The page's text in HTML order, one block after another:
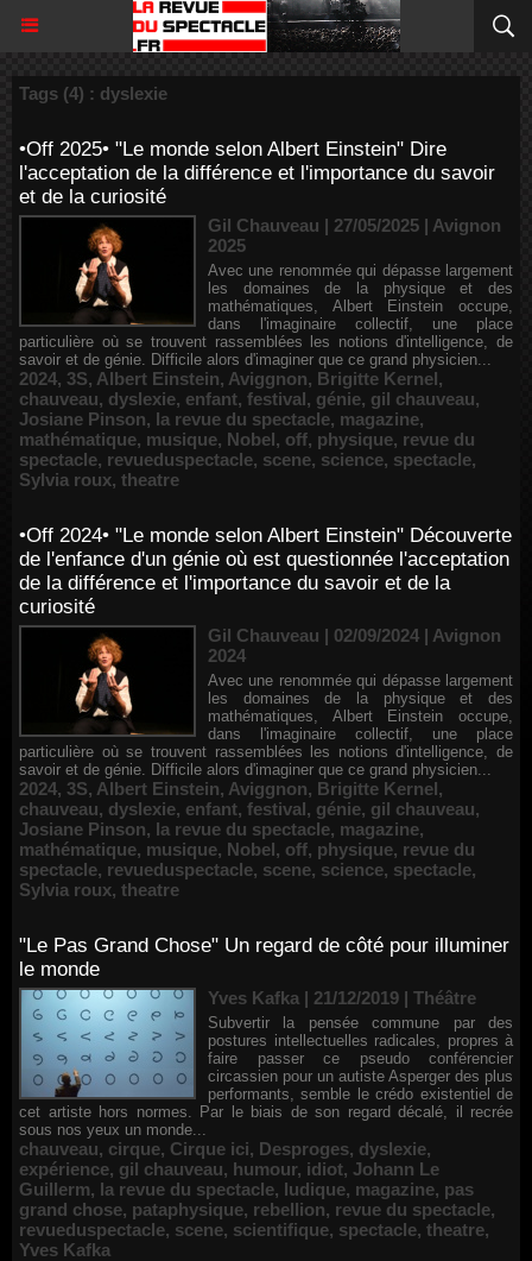
Tags (4) : dyslexie
•Off 2025• "Le monde selon Albert Einstein" Dire
l'acceptation de la différence et l'importance du savoir
et de la curiosité
Gil Chauveau | 27/05/2025 | Avignon
2025
Avec une renommée qui dépasse largement
les domaines de la physique et des
mathématiques, Albert Einstein occupe,
dans l'imaginaire collectif, une place
particulière où se trouvent rassemblées les notions d'intelligence, de
savoir et de génie. Difficile alors d'imaginer que ce grand physicien...
2024, 3S, Albert Einstein, Aviggnon, Brigitte Kernel,
chauveau, dyslexie, enfant, festival, génie, gil chauveau,
Josiane Pinson, la revue du spectacle, magazine,
mathématique, musique, Nobel, off, physique, revue du
spectacle, revueduspectacle, scene, science, spectacle,
Sylvia roux, theatre
•Off 2024• "Le monde selon Albert Einstein" Découverte
de l'enfance d'un génie où est questionnée l'acceptation
de la différence et l'importance du savoir et de la
curiosité
Gil Chauveau | 02/09/2024 | Avignon
2024
Avec une renommée qui dépasse largement
les domaines de la physique et des
mathématiques, Albert Einstein occupe,
dans l'imaginaire collectif, une place
particulière où se trouvent rassemblées les notions d'intelligence, de
savoir et de génie. Difficile alors d'imaginer que ce grand physicien...
2024, 3S, Albert Einstein, Aviggnon, Brigitte Kernel,
chauveau, dyslexie, enfant, festival, génie, gil chauveau,
Josiane Pinson, la revue du spectacle, magazine,
mathématique, musique, Nobel, off, physique, revue du
spectacle, revueduspectacle, scene, science, spectacle,
Sylvia roux, theatre
"Le Pas Grand Chose" Un regard de côté pour illuminer
le monde
Yves Kafka | 21/12/2019 | Théâtre
Subvertir la pensée commune par des
postures intellectuelles radicales, propres à
faire passer ce pseudo conférencier
circassien pour un autiste Asperger des plus
performants, semble le crédo existentiel de
cet artiste hors normes. Par le biais de son regard décalé, il recrée
sous nos yeux un monde...
chauveau, cirque, Cirque ici, Desproges, dyslexie,
expérience, gil chauveau, humour, idiot, Johann Le
Guillerm, la revue du spectacle, ludique, magazine, pas
grand chose, pataphysique, rebellion, revue du spectacle,
revueduspectacle, scene, scientifique, spectacle, theatre,
Yves Kafka